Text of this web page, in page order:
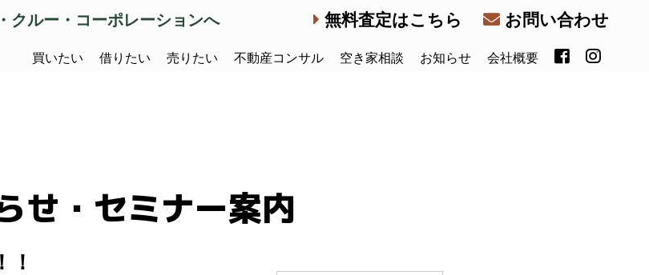
クルー・コーポレーションへ 無料査定はこちら お問い合わせ
買いたい 借りたい 売りたい 不動産コンサル 空き家相談 お知らせ 会社概要
せ・セミナー案内